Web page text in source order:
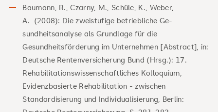
Baumann, R., Czarny, M., Schüle, K., Weber,
A. (2008): Die zweistufige betriebliche Ge­
sundheitsanalyse als Grundlage für die
Gesundheitsförderung im Unternehmen [Abstract], in:
Deutsche Rentenversicherung Bund (Hrsg.): 17.
Rehabilitationswissenschaftliches Kolloquium,
Evidenzbasierte Rehabilitation - zwischen
Standardisierung und Individualisierung, Berlin: